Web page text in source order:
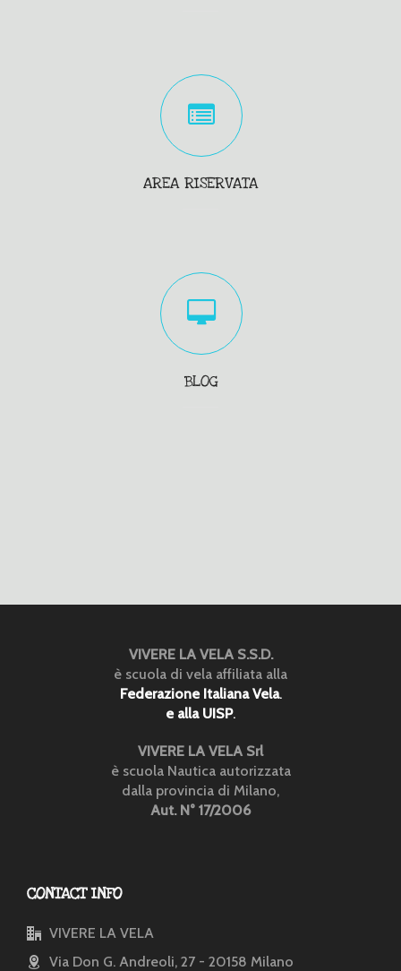
AREA RISERVATA
BLOG
VIVERE LA VELA S.S.D.
è scuola di vela affiliata alla
Federazione Italiana Vela.
e alla UISP.
VIVERE LA VELA Srl
è scuola Nautica autorizzata
dalla provincia di Milano,
Aut. N° 17/2006
CONTACT INFO
VIVERE LA VELA
Via Don G. Andreoli, 27 - 20158 Milano